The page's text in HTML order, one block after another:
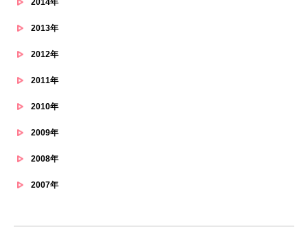
2013年
2012年
2011年
2010年
2009年
2008年
2007年